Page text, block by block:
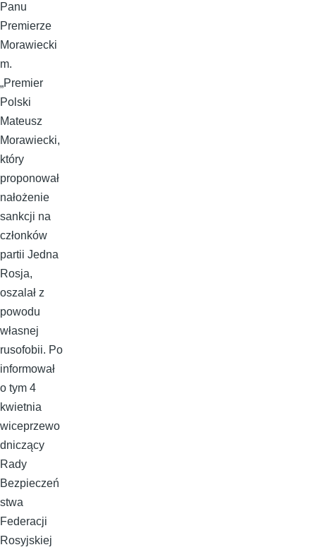
Panu
Premierze
Morawiecki
m.
„Premier
Polski
Mateusz
Morawiecki,
który
proponował
nałożenie
sankcji na
członków
partii Jedna
Rosja,
oszalał z
powodu
własnej
rusofobii. Po
informował
o tym 4
kwietnia
wiceprzewo
dniczący
Rady
Bezpieczeń
stwa
Federacji
Rosyjskiej